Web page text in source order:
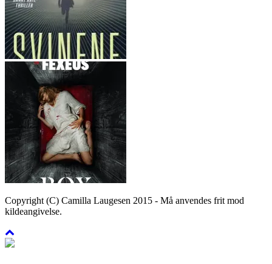
Copyright (C) Camilla Laugesen 2015 - Må anvendes frit mod
kildeangivelse.